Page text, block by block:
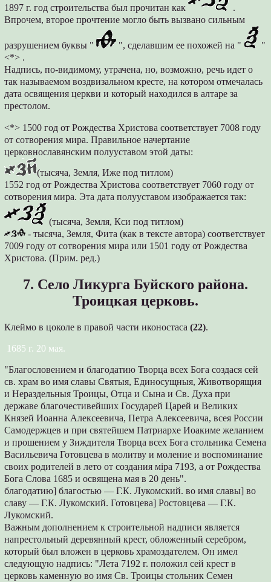
1897 г. год строительства был прочитан как
.
Впрочем, второе прочтение могло быть вызвано сильным
разрушением буквы " ", сделавшим ее похожей на "
"
<*> .
Надпись, по-видимому, утрачена, но, возможно, речь идет о
так называемом воздвизальном кресте, на котором отмечалась
дата освящения церкви и который находился в алтаре за
престолом.
<*> 1500 год от Рождества Христова соответствует 7008 году
от сотворения мира. Правильное начертание
церковнославянским полууставом этой даты:
(тысяча, Земля, Иже под титлом)
1552 год от Рождества Христова соответствует 7060 году от
сотворения мира. Эта дата полууставом изображается так:
(тысяча, Земля, Кси под титлом)
- тысяча, Земля, Фита (как в тексте автора) соответствует
7009 году от сотворения мира или 1501 году от Рождества
Христова. (Прим. ред.)
7. Село Ликурга Буйского района.
Троицкая церковь.
Клеймо в цоколе в правой части иконостаса(22).
1685 г. 20 мая.
"Благословением и благодатию Творца всех Бога создася сей
св. храм во имя славы Святыя, Единосущныя, Животворящия
и Нераздельныя Троицы, Отца и Сына и Св. Духа при
державе благочестивейших Государей Царей и Великих
Князей Иоанна Алексеевича, Петра Алексеевича, всея России
Самодержцев и при святейшем Патриархе Иоакиме желанием
и прошением у Зиждителя Творца всех Бога стольника Семена
Васильевича Готовцева в молитву и моление и воспоминание
своих родителей в лето от создания мiра 7193, а от Рождества
Бога Слова 1685 и освящена мая в 20 день".
благодатию] благостью — Г.К. Лукомский. во имя славы] во
славу — Г.К. Лукомский. Готовцева] Ростовцева — Г.К.
Лукомский.
Важным дополнением к строительной надписи является
напрестольный деревянный крест, обложенный серебром,
который был вложен в церковь храмоздателем. Он имел
следующую надпись: "Лета 7192 г. положил сей крест в
церковь каменную во имя Св. Троицы стольник Семен